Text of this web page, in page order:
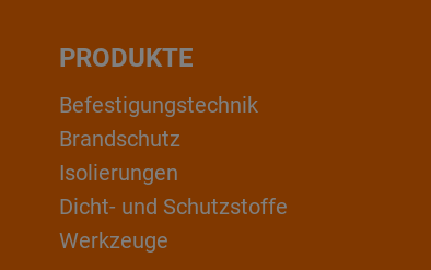
PRODUKTE
Befestigungstechnik
Brandschutz
Isolierungen
Dicht- und Schutzstoffe
Werkzeuge